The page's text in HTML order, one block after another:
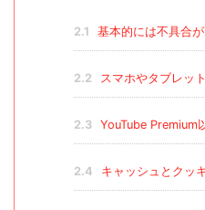
2.1 基本的には不具合
2.2 スマホやタブレッ
2.3 YouTube Premium
2.4 キャッシュとクッ